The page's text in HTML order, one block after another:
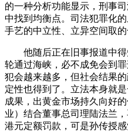
的一种分析功能显示，刑事
中找到均衡点。司法犯罪化
手艺的中立性、立异空间取的
他随后正在旧事报道中得
轮通过海峡，必不成免会到
犯会越来越多，但社会结果
定性也得到了。立法本身就
成果，出黄金市场持久向好
业）结合董事总司理陆法兰
港元定额罚款，可是孙传授